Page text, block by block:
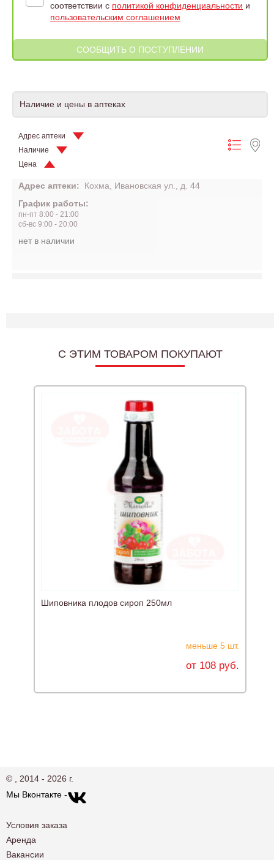
соответствии с политикой конфиденциальности и
пользовательским соглашением
Наличие и цены в аптеках
Адрес аптеки
Наличие
Цена
Адрес аптеки:
Кохма, Ивановская ул., д. 44
График работы:
пн-пт 8:00 - 21:00
сб-вс 9:00 - 20:00
нет в наличии
C ЭТИМ ТОВАРОМ ПОКУПАЮТ
Шиповника плодов сироп 250мл
меньше 5 шт.
от 108 руб.
© , 2014 - 2026 г.
Мы Вконтакте -
Условия заказа
Аренда
Вакансии